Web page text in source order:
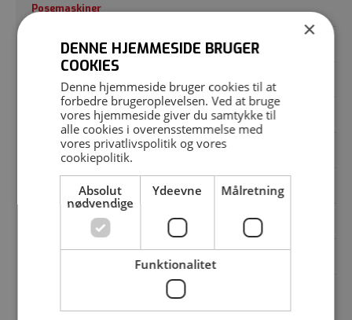
Posemaskiner
Vakuumpakker
Krympetunnel
Rundbord
Posesvejser
Strækfilmsmaskine
Vinkelsvejser
×
DENNE HJEMMESIDE BRUGER
COOKIES
Denne hjemmeside bruger cookies til at
forbedre brugeroplevelsen. Ved at bruge
vores hjemmeside giver du samtykke til
alle cookies i overensstemmelse med
vores privatlivspolitik og vores
cookiepolitik.
Absolut
nødvendige
Ydeevne Målretning
Funktionalitet